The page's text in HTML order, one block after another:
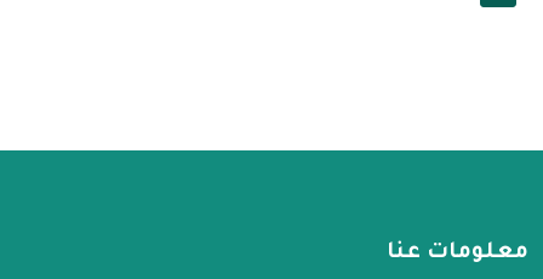
معلومات عنا